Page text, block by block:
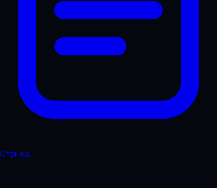
Стрічка